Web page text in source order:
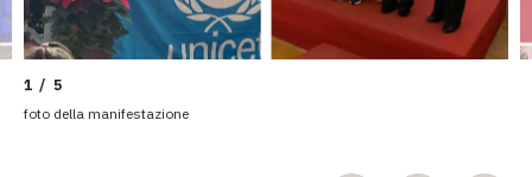
1 / 5
foto della manifestazione